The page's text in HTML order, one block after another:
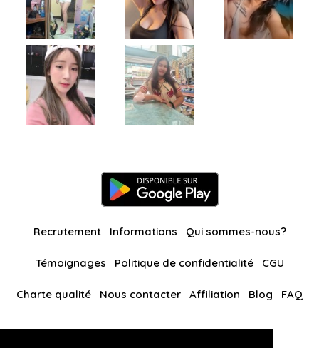
Recrutement Informations Qui sommes-nous?
Témoignages Politique de confidentialité CGU
Charte qualité Nous contacter Affiliation Blog FAQ